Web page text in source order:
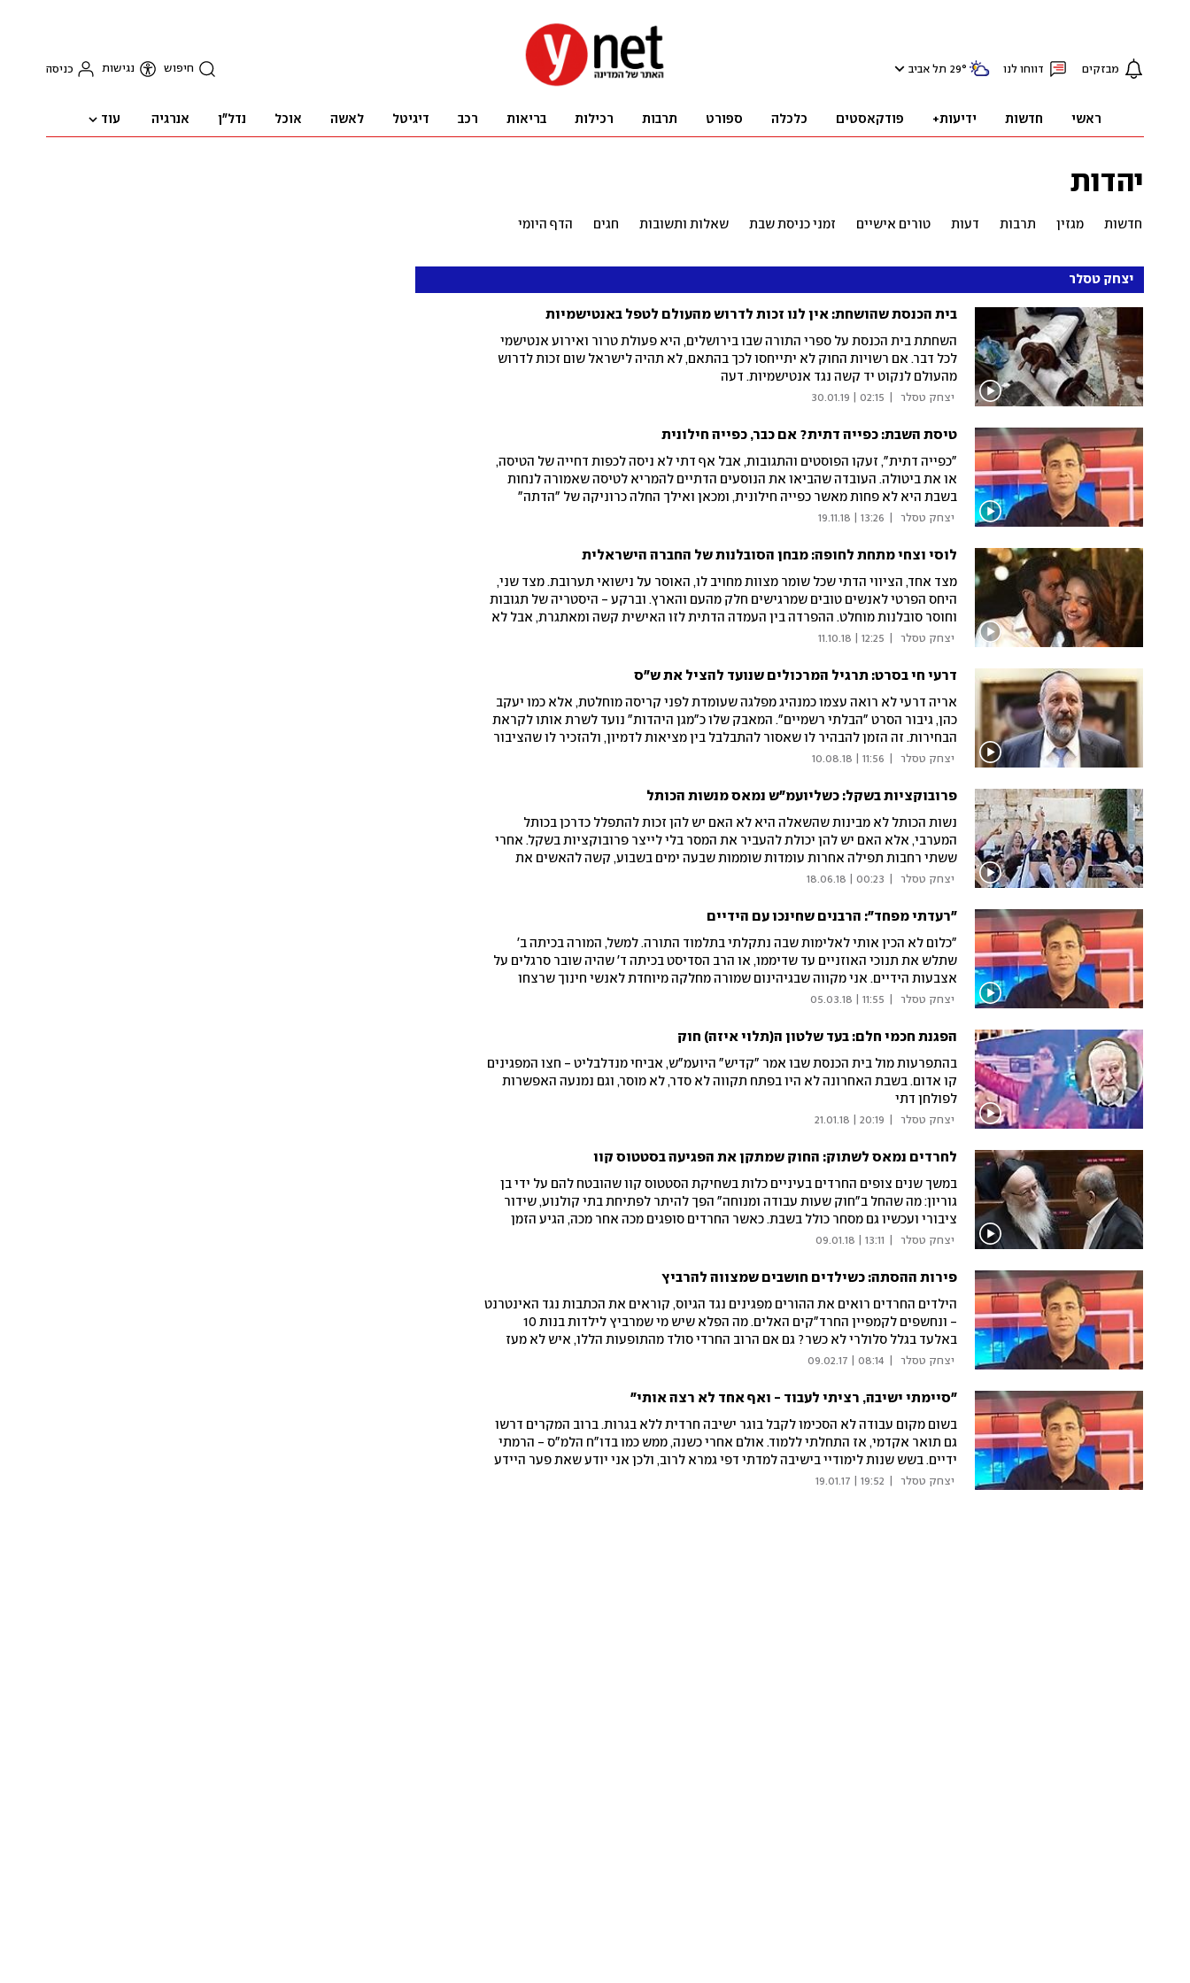
מבזקים דווחו לנו 29° תל אביב חיפוש נגישות כניסה
ראשי חדשות ידיעות+ פודקאסטים כלכלה ספורט תרבות רכילות בריאות רכב דיגיטל לאשה אוכל נדל"ן אנרגיה עוד
יהדות
חדשות מגזין תרבות דעות טורים אישיים זמני כניסת שבת שאלות ותשובות חגים הדף היומי
יצחק טסלר
בית הכנסת שהושחת: אין לנו זכות לדרוש מהעולם לטפל באנטישמיות
השחתת בית הכנסת על ספרי התורה שבו בירושלים, היא פעולת טרור ואירוע אנטישמי
לכל דבר. אם רשויות החוק לא יתייחסו לכך בהתאם, לא תהיה לישראל שום זכות לדרוש
מהעולם לנקוט יד קשה נגד אנטישמיות. דעה
יצחק טסלר 02:15 | 30.01.19
טיסת השבת: כפייה דתית? אם כבר, כפייה חילונית
"כפייה דתית", זעקו הפוסטים והתגובות, אבל אף דתי לא ניסה לכפות דחייה של הטיסה,
או את ביטולה. העובדה שהביאו את הנוסעים הדתיים להמריא לטיסה שאמורה לנחות
בשבת היא לא פחות מאשר כפייה חילונית, ומכאן ואילך החלה כרוניקה של "הדתה"
ידועה מראש
יצחק טסלר 13:26 | 19.11.18
לוסי וצחי מתחת לחופה: מבחן הסובלנות של החברה הישראלית
מצד אחד, הציווי הדתי שכל שומר מצוות מחויב לו, האוסר על נישואי תערובת. מצד שני,
היחס הפרטי לאנשים טובים שמרגישים חלק מהעם והארץ. וברקע - היסטריה של תגובות
וחוסר סובלנות מוחלט. ההפרדה בין העמדה הדתית לזו האישית קשה ומאתגרת, אבל לא
נוכל לחיות בלעדיה
יצחק טסלר 12:25 | 11.10.18
דרעי חי בסרט: תרגיל המרכולים שנועד להציל את ש"ס
אריה דרעי לא רואה עצמו כמנהיג מפלגה שעומדת לפני קריסה מוחלטת, אלא כמו יעקב
כהן, גיבור הסרט "הבלתי רשמיים". המאבק שלו כ"מגן היהדות" נועד לשרת אותו לקראת
הבחירות. זה הזמן להבהיר לו שאסור להתבלבל בין מציאות לדמיון, ולהזכיר לו שהציבור
המזרחי שהוא מייצג תמיד גילה הבנה לאלה שעשו שבתם חול. הרוב החילוני אמר את
יצחק טסלר 11:56 | 10.08.18
פרובוקציות בשקל: כשליועמ"ש נמאס מנשות הכותל
נשות הכותל לא מבינות שהשאלה היא לא האם יש להן זכות להתפלל כדרכן בכותל
המערבי, אלא האם יש להן יכולת להעביר את המסר בלי לייצר פרובוקציות בשקל. אחרי
ששתי רחבות תפילה אחרות עומדות שוממות שבעה ימים בשבוע, קשה להאשים את
היועץ המשפטי לממשלה שמנסה לעשות סדר בבלגן
יצחק טסלר 00:23 | 18.06.18
"רעדתי מפחד": הרבנים שחינכו עם הידיים
"כלום לא הכין אותי לאלימות שבה נתקלתי בתלמוד התורה. למשל, המורה בכיתה ב'
שתלש את תנוכי האוזניים עד שדיממו, או הרב הסדיסט בכיתה ד' שהיה שובר סרגלים על
אצבעות הידיים. אני מקווה שבגיהינום שמורה מחלקה מיוחדת לאנשי חינוך שרצחו
נפשות". קמפיין #metoo החרדי עורר ביצחק טסלר זיכרונות ילדות
יצחק טסלר 11:55 | 05.03.18
הפגנת חכמי חלם: בעד שלטון ה(תלוי איזה) חוק
בהתפרעות מול בית הכנסת שבו אמר "קדיש" היועמ"ש, אביחי מנדלבליט - חצו המפגינים
קו אדום. בשבת האחרונה לא היו בפתח תקווה לא סדר, לא מוסר, וגם נמנעה האפשרות
לפולחן דתי
יצחק טסלר 20:19 | 21.01.18
לחרדים נמאס לשתוק: החוק שמתקן את הפגיעה בסטטוס קוו
במשך שנים צופים החרדים בעיניים כלות בשחיקת הסטטוס קוו שהובטח להם על ידי בן
גוריון: מה שהחל ב"חוק שעות עבודה ומנוחה" הפך להיתר לפתיחת בתי קולנוע, שידור
ציבורי ועכשיו גם מסחר כולל בשבת. כאשר החרדים סופגים מכה אחר מכה, הגיע הזמן
שלהם להפסיק לשתוק
יצחק טסלר 13:11 | 09.01.18
פירות ההסתה: כשילדים חושבים שמצווה להרביץ
הילדים החרדים רואים את ההורים מפגינים נגד הגיוס, קוראים את הכתבות נגד האינטרנט
- ונחשפים לקמפיין החרד"קים האלים. מה הפלא שיש מי שמרביץ לילדות בנות 10
באלעד בגלל סלולרי לא כשר? גם אם הרוב החרדי סולד מהתופעות הללו, איש לא מעז
להרים קול נגדן
יצחק טסלר 08:14 | 09.02.17
"סיימתי ישיבה, רציתי לעבוד - ואף אחד לא רצה אותי"
בשום מקום עבודה לא הסכימו לקבל בוגר ישיבה חרדית ללא בגרות. ברוב המקרים דרשו
גם תואר אקדמי, אז התחלתי ללמוד. אולם אחרי כשנה, ממש כמו בדו"ח הלמ"ס - הרמתי
ידיים. בשש שנות לימודיי בישיבה למדתי דפי גמרא לרוב, ולכן אני יודע שאת פער היידע
שבין תלמיד חילוני לתלמיד ישיבה חרדי, קשה מאוד להשלים
יצחק טסלר 19:52 | 19.01.17